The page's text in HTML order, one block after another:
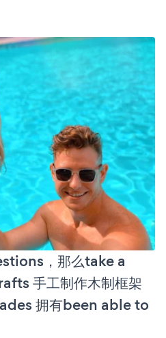
，那么take a
手工制作木制框架
拥有been able to